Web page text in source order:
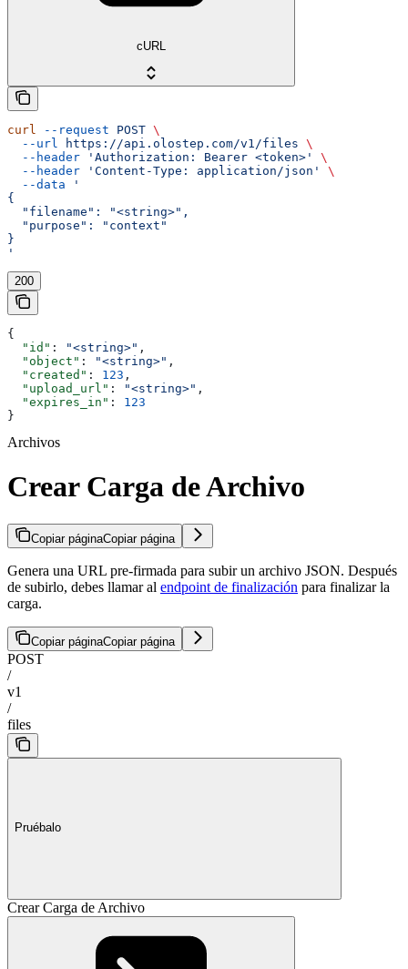
cURL
curl --request POST \
  --url
https://api.olostep.com/v1/files \
  --header
'Authorization: Bearer <token>'
\
  --header
'Content-Type: application/json'
\
  --data
'
{
  "filename": "<string>",
  "purpose": "context"
}
'
200
{
  "id"
: "<string>" ,
  "object"
: "<string>" ,
  "created"
: 123 ,
  "upload_url"
: "<string>" ,
  "expires_in"
: 123
}
Archivos
Crear Carga de Archivo
Copiar páginaCopiar página
Genera una URL pre-firmada para subir un archivo JSON. Después
de subirlo, debes llamar al endpoint de finalización para finalizar la
carga.
Copiar páginaCopiar página
POST
/
v1
/
files
Pruébalo
Crear Carga de Archivo